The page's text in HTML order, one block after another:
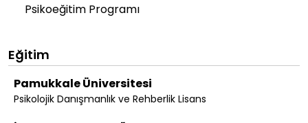
Psikoeğitim Programı
Eğitim
Pamukkale Üniversitesi
Psikolojik Danışmanlık ve Rehberlik Lisans